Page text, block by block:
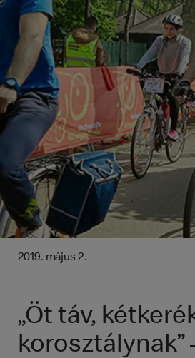
2019. május 2.
„Öt táv,
korosztálynak”